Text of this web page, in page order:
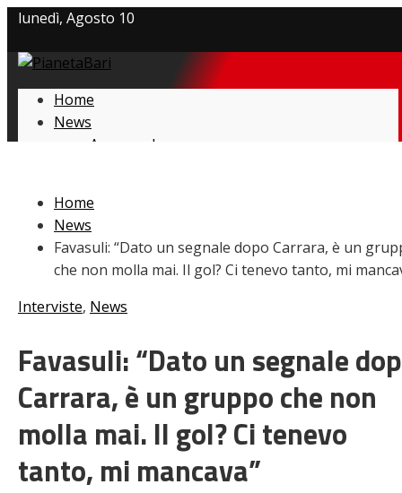
lunedì, Agosto 10
Privacy policy
Cookie Policy
Home
News
Amarcord
Giovanili
Le pagelle
Interviste
Focus
Calciomercato
Home
News
Favasuli: “Dato un segnale dopo Carrara, è un
che non molla mai. Il gol? Ci tenevo tanto, mi
Interviste, News
Favasuli: “Dato un segnale
Carrara, è un gruppo che non
molla mai. Il gol? Ci tenevo
tanto, mi mancava”